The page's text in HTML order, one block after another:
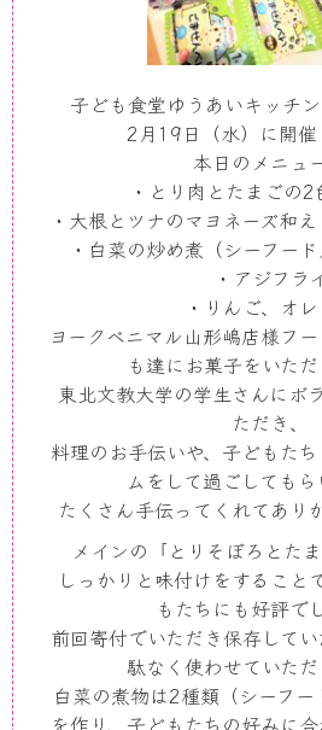
子ども食堂ゆうあいキッチン
2月 19日（水）に開催
本日のメニュ
・とり肉とたまごの2
・大根とツナのマヨネーズ和え
・白菜の炒め煮（シーフード
・アジフラ
・りんご、オ
ヨークベニマル山形嶋店様フ
も達にお菓子をいただ
東北文教大学の学生さんにボ
ただき、
料理のお手伝いや、子どもた
ムをして過ごしてもら
たくさん手伝ってくれてあり
メインの「とりそぼろとた
しっかりと味付けをすること
もたちにも好評で
前回寄付でいただき保存して
駄なく使わせていただ
白菜の煮物は2種類（シーフー